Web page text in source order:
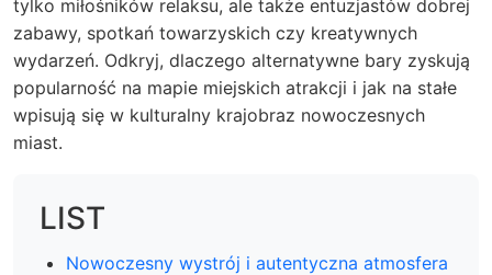
tylko miłośników relaksu, ale także entuzjastów dobrej
zabawy, spotkań towarzyskich czy kreatywnych
wydarzeń. Odkryj, dlaczego alternatywne bary zyskują
popularność na mapie miejskich atrakcji i jak na stałe
wpisują się w kulturalny krajobraz nowoczesnych
miast.
LIST
Nowoczesny wystrój i autentyczna atmosfera